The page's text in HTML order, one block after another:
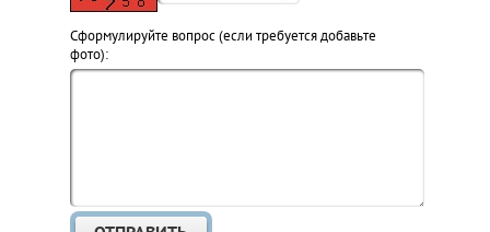
Cформулируйте вопрос (если требуется добавьте
фото):